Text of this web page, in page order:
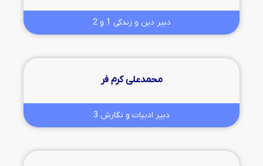
دبیر دین و زندگی 1 و 2
محمدعلی کرم فر
دبیر ادبیات و نگارش 3